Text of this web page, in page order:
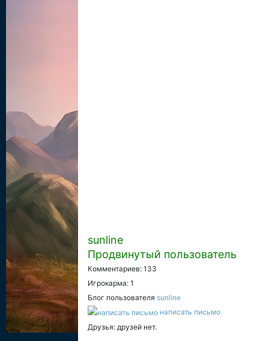
sunline
Продвинутый пользователь
Комментариев: 133
Игрокарма: 1
Блог пользователя sunline
написать письмо
Друзья: друзей нет.